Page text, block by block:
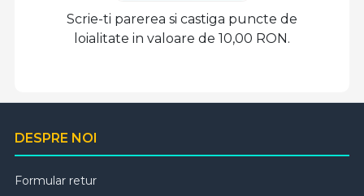
Scrie-ti parerea si castiga puncte de
loialitate in valoare de 10,00 RON.
DESPRE NOI
Formular retur